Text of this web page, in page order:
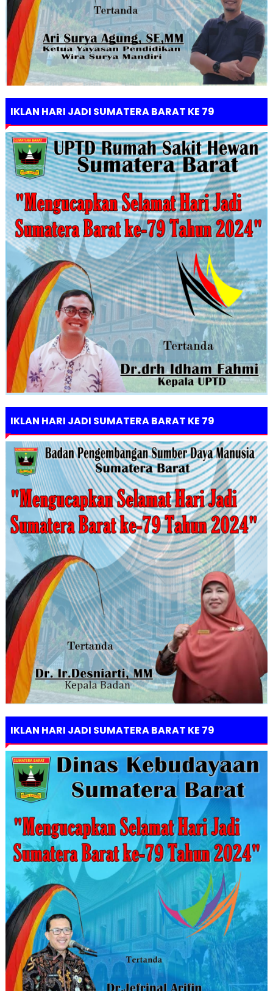
IKLAN HARI JADI SUMATERA BARAT KE 79
IKLAN HARI JADI SUMATERA BARAT KE 79
IKLAN HARI JADI SUMATERA BARAT KE 79